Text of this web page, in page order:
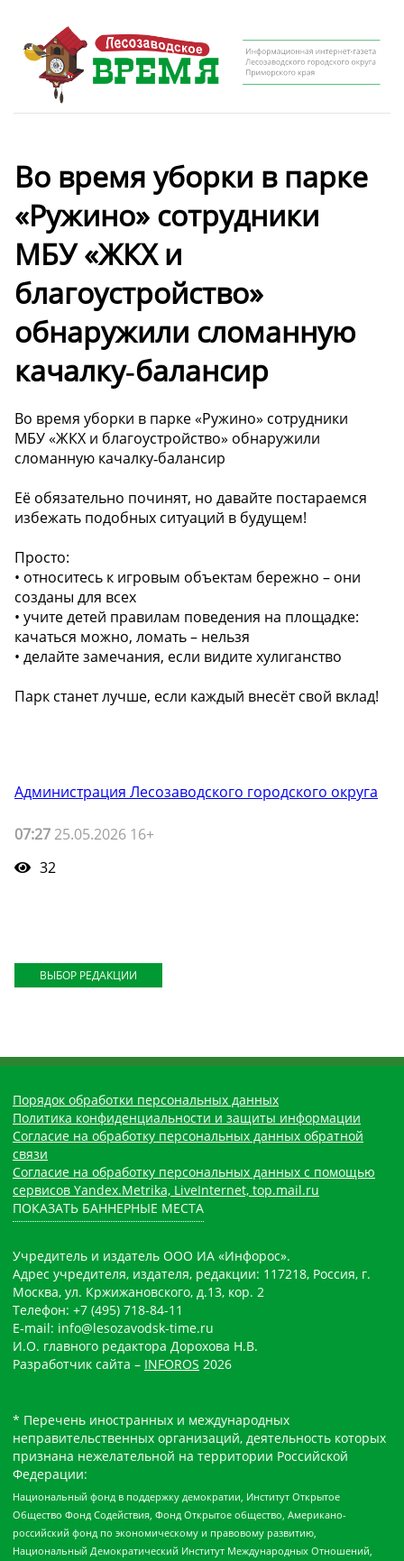
Во время уборки в парке
«Ружино» сотрудники
МБУ «ЖКХ и
благоустройство»
обнаружили сломанную
качалку‑балансир
Во время уборки в парке «Ружино» сотрудники
МБУ «ЖКХ и благоустройство» обнаружили
сломанную качалку‑балансир
Её обязательно починят, но давайте постараемся
избежать подобных ситуаций в будущем!
Просто:
• относитесь к игровым объектам бережно – они
созданы для всех
• учите детей правилам поведения на площадке:
качаться можно, ломать – нельзя
• делайте замечания, если видите хулиганство
Парк станет лучше, если каждый внесёт свой вклад!
Администрация Лесозаводского городского округа
07:27 25.05.2026 16+
32
ВЫБОР РЕДАКЦИИ
Порядок обработки персональных данных
Политика конфиденциальности и защиты информации
Согласие на обработку персональных данных обратной
связи
Согласие на обработку персональных данных с помощью
сервисов Yandex.Metrika, LiveInternet, top.mail.ru
ПОКАЗАТЬ БАННЕРНЫЕ МЕСТА
Учредитель и издатель ООО ИА «Инфорос».
Адрес учредителя, издателя, редакции: 117218, Россия, г.
Москва, ул. Кржижановского, д.13, кор. 2
Телефон: +7 (495) 718-84-11
E-mail: info@lesozavodsk-time.ru
И.О. главного редактора Дорохова Н.В.
Разработчик сайта – INFOROS 2026
* Перечень иностранных и международных
неправительственных организаций, деятельность которых
признана нежелательной на территории Российской
Федерации:
Национальный фонд в поддержку демократии, Институт Открытое
Общество Фонд Содействия, Фонд Открытое общество, Американо-
российский фонд по экономическому и правовому развитию,
Национальный Демократический Институт Международных Отношений,